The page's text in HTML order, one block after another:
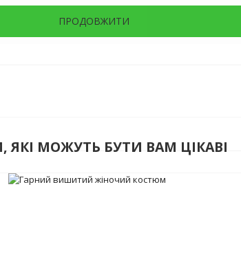
ПРОДОВЖИТИ
ЯКІ МОЖУТЬ БУТИ ВАМ ЦІКАВІ